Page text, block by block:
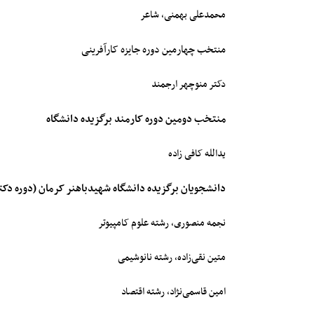
محمدعلی بهمنی، شاعر
منتخب چهارمین دوره جایزه کارآفرینی
دکتر منوچهر ارجمند
منتخب دومین دوره کارمند برگزیده دانشگاه
یدالله کافی زاده
دانشجویان برگزیده دانشگاه شهیدباهنر کرمان (دوره
نجمه منصوری، رشته علوم کامپیوتر
متین نقی‌­زاده، رشته نانوشیمی
امین قاسمی‌­نژاد، رشته اقتصاد